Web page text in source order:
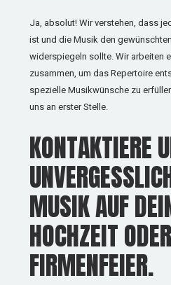
Ja, absolut! Wir verstehen, dass
ist und die Musik den
widerspiegeln sollte. Wir arbeiten
zusammen, um das Repertoire
spezielle Musikwünsche zu
uns an erster Stelle.
KONTAKTIERE
MUSIK AUF
HOCHZEIT ODER
FIRMENFEIER.